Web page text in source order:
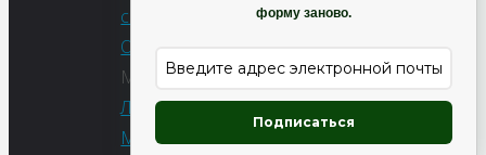
семена
Овощи
Метки:
Лечебные,
Морковь
форму заново.
Подписаться